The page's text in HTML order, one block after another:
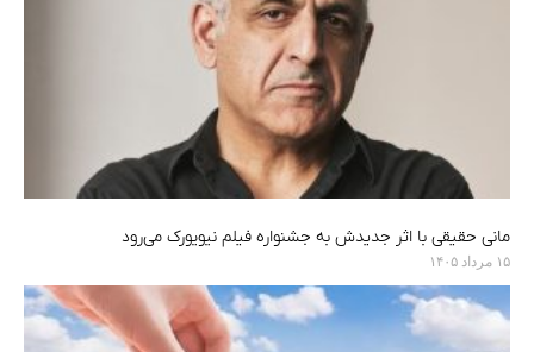
مانی حقیقی با اثر جدیدش به جشنواره فیلم نیویورک می‌رود
۱۵ مرداد ۱۴۰۵